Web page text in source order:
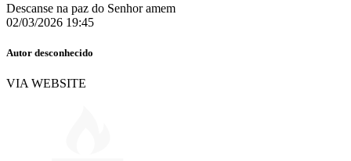
Descanse na paz do Senhor amem
02/03/2026 19:45
Autor desconhecido
VIA WEBSITE